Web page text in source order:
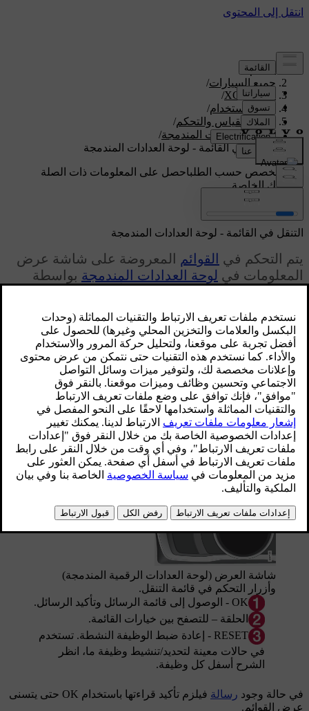
الدعم/
جميع السيارات/
XC70 2016
/
دليل الاستخدام/
اجهزة القياس والتحكم/
لوحة العدادات المندمجة/
التنقل في القائمة - لوحة العدادات المندمجة
دعم مخصص حسب الطلباحصل على المعلومات ذات الصلة
بسيارتك الخاصة.
تسجيل الدخول
محدّث ٠٨‏/٠٦‏/٢٠٢٣
التنقل في القائمة - لوحة العدادات المندمجة
يتم التحكم في القوائم المعروضة على شاشة عرض
المعلومات في لوحة العدادات المندمجة بواسطة
التي يتم عرضها باختلاف موضع المفتاح .
شاشة العرض (لوحة العدادات التناظرية المندمجة)
وأزرار التحكم في قائمة التنقل.
شاشة العرض (لوحة العدادات الرقمية المندمجة)
وأزرار التحكم في قائمة التنقل.
OK - الوصول إلى قائمة الرسائل وتأكيد الرسائل.
الحلقة – للتصفح بين خيارات القائمة.
RESET - إعادة ضبط الوظيفة النشطة. تستخدم
في حالات معينة لتحديد/تنشيط وظيفة ما، انظر
الشرح أسفل كل وظيفة.
في حالة وجود رسالة فيلزم تأكيد قراءتها باستخدام OK حتى يتسنى
عرض القوائم.